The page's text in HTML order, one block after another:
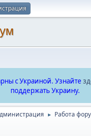
с Украиной. Узнайте
поддержать Украину.
► Работа